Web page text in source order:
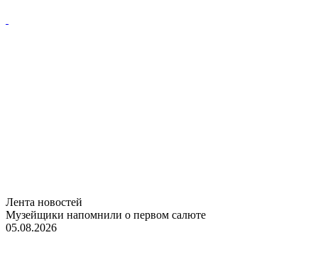
Лента новостей
Музейщики напомнили о первом салюте
05.08.2026